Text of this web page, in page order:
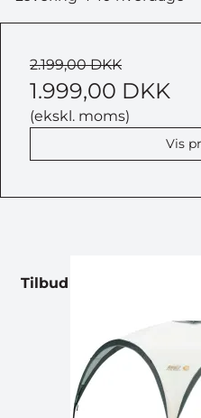
2.199,00 DKK
1.999,00 DKK
(ekskl. moms)
Vis
Tilbud